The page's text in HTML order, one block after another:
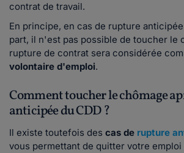
contrat de travail.
En principe, en cas de rupture
part, il n'est pas possible de toucher le
rupture de contrat sera considérée
volontaire d'emploi.
Comment toucher le chômage
anticipée du CDD ?
Il existe toutefois des cas de rupture
vous permettant de quitter votre emploi